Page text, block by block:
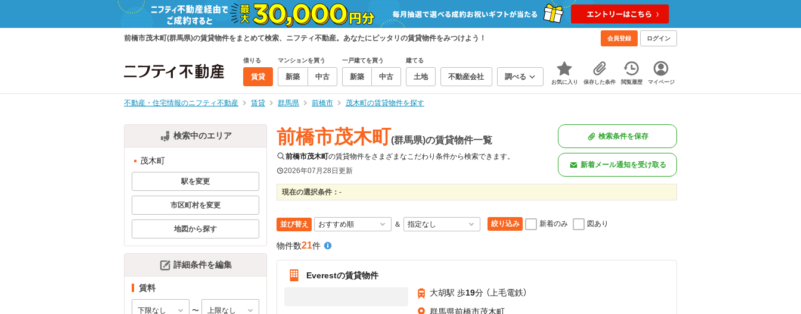
前橋市茂木町(群馬県)の賃貸物件をまとめて検索、ニフティ不動産。あなたにピッタリの賃貸物件をみつけよう！ 会員登録 ログイン
借りる
賃貸
マンションを買う
新築 中古
一戸建てを買う
新築 中古
建てる
土地 不動産会社 調べる
お気に入り 保存した条件 閲覧履歴 マイページ
不動産・住宅情報のニフティ不動産 賃貸 群馬県 前橋市 茂木町の賃貸物件を探す
検索中のエリア
茂木町
駅を変更
市区町村を変更
地図から探す
詳細条件を編集
賃料
〜
前橋市茂木町(群馬県)の賃貸物件一覧
前橋市茂木町の賃貸物件をさまざまなこだわり条件から検索できます。
2026年07月28日更新
検索条件を保存
新着メール通知を受け取る
現在の選択条件： -
並び替え ＆ 絞り込み 新着のみ 図あり
物件数21件
Everestの賃貸物件
大胡駅 歩19分 （上毛電鉄）
群馬県前橋市茂木町